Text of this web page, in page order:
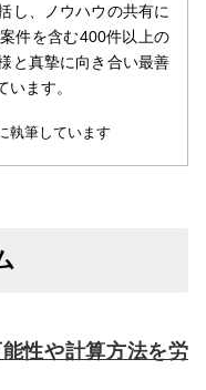
し、ノウハウの共有に
件を含む400件以上の
と真摯に向き合い最善
ます。
執筆しています
性や計算方法を労